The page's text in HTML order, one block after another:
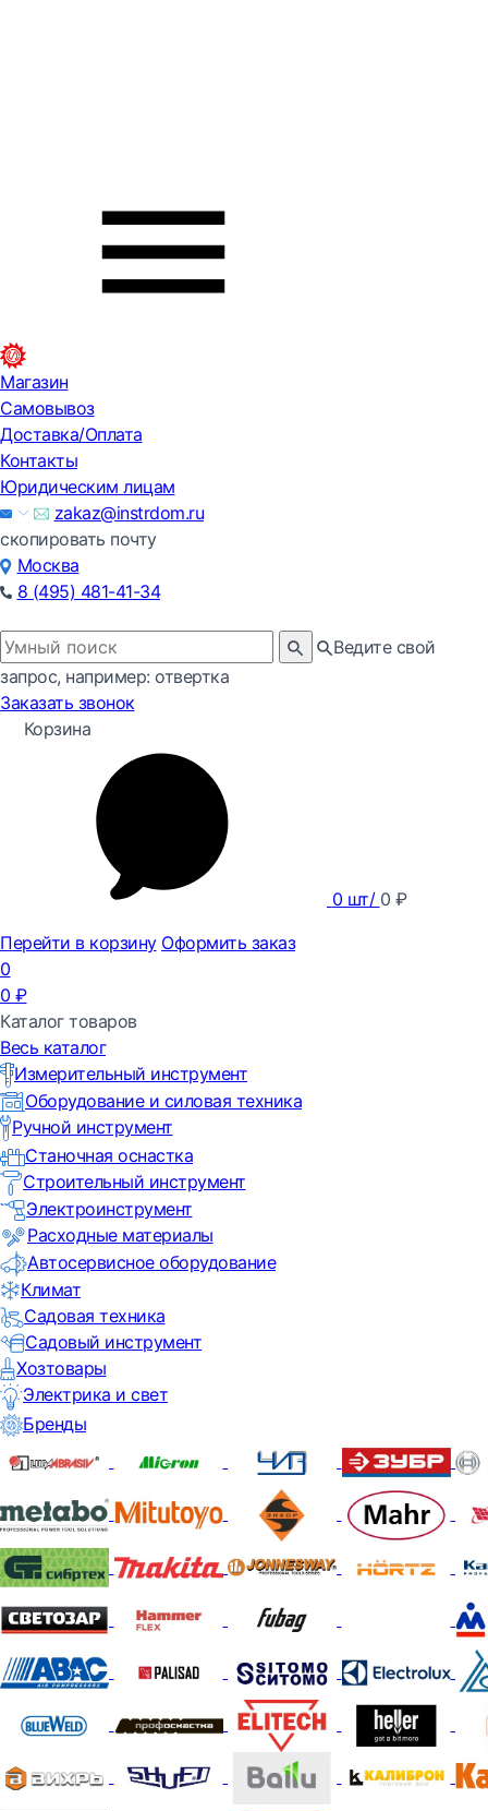
Магазин
Самовывоз
Доставка/Оплата
Контакты
Юридическим лицам
zakaz@instrdom.ru
скопировать почту
Москва
8 (495) 481-41-34
Ведите свой
запрос, например: отвертка
Заказать звонок
Корзина
0 шт/ 0 ₽
Перейти в корзину Оформить заказ
0
0 ₽
Каталог товаров
Весь каталог
Измерительный инструмент
Оборудование и силовая техника
Ручной инструмент
Станочная оснастка
Строительный инструмент
Электроинструмент
Расходные материалы
Автосервисное оборудование
Климат
Садовая техника
Садовый инструмент
Хозтовары
Электрика и свет
Бренды